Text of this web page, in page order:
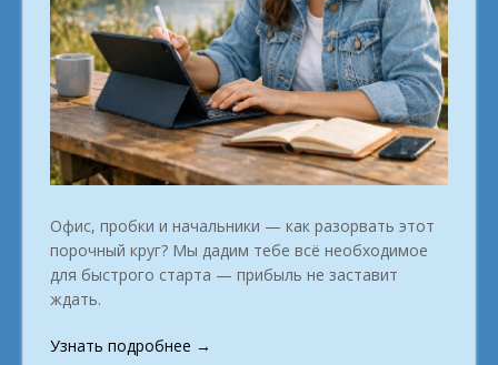
Офис, пробки и начальники — как разорвать этот
порочный круг? Мы дадим тебе всё необходимое
для быстрого старта — прибыль не заставит
ждать.
Узнать подробнее «Тем,
→